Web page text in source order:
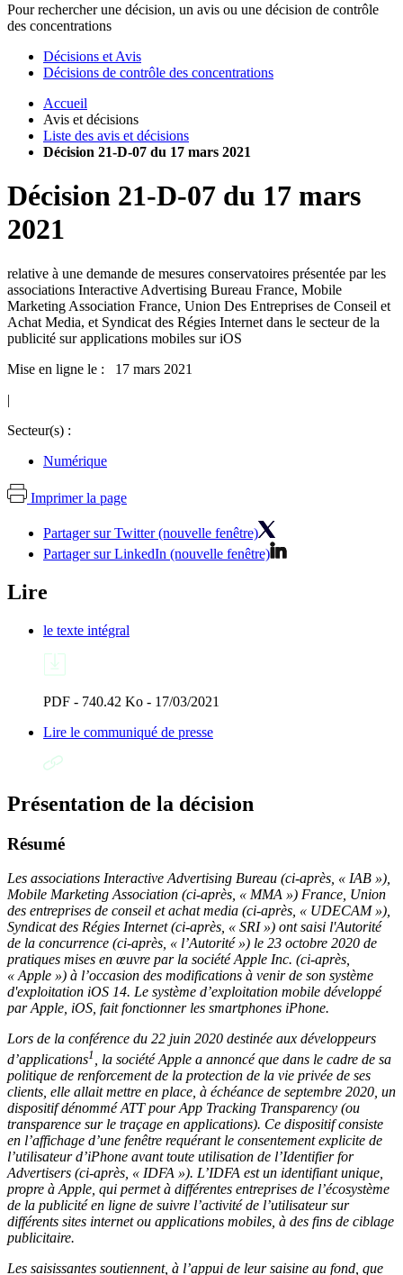
Pour rechercher une décision, un avis ou une décision de contrôle
des concentrations
Décisions et Avis
Décisions de contrôle des concentrations
Accueil
Avis et décisions
Liste des avis et décisions
Décision 21-D-07 du 17 mars 2021
Décision 21-D-07 du 17 mars
2021
relative à une demande de mesures conservatoires présentée par les
associations Interactive Advertising Bureau France, Mobile
Marketing Association France, Union Des Entreprises de Conseil et
Achat Media, et Syndicat des Régies Internet dans le secteur de la
publicité sur applications mobiles sur iOS
Mise en ligne le : 17 mars 2021
|
Secteur(s) :
Numérique
Imprimer la page
Partager sur Twitter (nouvelle fenêtre)
Partager sur LinkedIn (nouvelle fenêtre)
Lire
le texte intégral
PDF - 740.42 Ko - 17/03/2021
Lire le communiqué de presse
Présentation de la décision
Résumé
Les associations Interactive Advertising Bureau (ci-après, « IAB »),
Mobile Marketing Association (ci-après, « MMA ») France, Union
des entreprises de conseil et achat media (ci-après, « UDECAM »),
Syndicat des Régies Internet (ci-après, « SRI ») ont saisi l'Autorité
de la concurrence (ci-après, « l’Autorité ») le 23 octobre 2020 de
pratiques mises en œuvre par la société Apple Inc. (ci-après,
« Apple ») à l’occasion des modifications à venir de son système
d'exploitation iOS 14. Le système d’exploitation mobile développé
par Apple, iOS, fait fonctionner les smartphones iPhone.
Lors de la conférence du 22 juin 2020 destinée aux développeurs
d’applications1
, la société Apple a annoncé que dans le cadre de sa
politique de renforcement de la protection de la vie privée de ses
clients, elle allait mettre en place, à échéance de septembre 2020, un
dispositif dénommé ATT pour App Tracking Transparency (ou
transparence sur le traçage en applications). Ce dispositif consiste
en l’affichage d’une fenêtre requérant le consentement explicite de
l’utilisateur d’iPhone avant toute utilisation de l’Identifier for
Advertisers (ci-après, « IDFA »). L’IDFA est un identifiant unique,
propre à Apple, qui permet à différentes entreprises de l’écosystème
de la publicité en ligne de suivre l’activité de l’utilisateur sur
différents sites internet ou applications mobiles, à des fins de ciblage
publicitaire.
Les saisissantes soutiennent, à l’appui de leur saisine au fond, que